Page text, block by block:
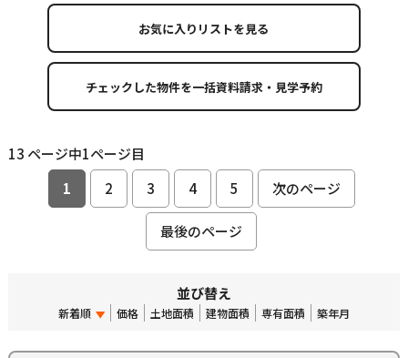
お気に入りリストを見る
13 ページ中1ページ目
1
2 3 4 5 次のページ
最後のページ
並び替え
新着順 価格 土地面積 建物面積 専有面積 築年月